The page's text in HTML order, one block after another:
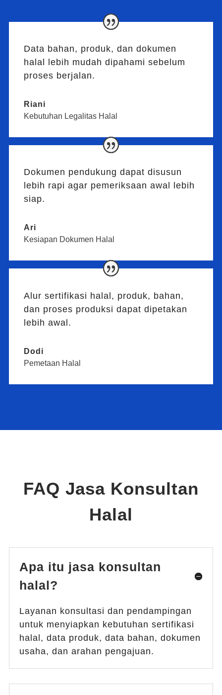
Data bahan, produk, dan dokumen
halal lebih mudah dipahami sebelum
proses berjalan.
Riani
Kebutuhan Legalitas Halal
Dokumen pendukung dapat disusun
lebih rapi agar pemeriksaan awal lebih
siap.
Ari
Kesiapan Dokumen Halal
Alur sertifikasi halal, produk, bahan,
dan proses produksi dapat dipetakan
lebih awal.
Dodi
Pemetaan Halal
FAQ Jasa Konsultan
Halal
Apa itu jasa konsultan
halal?
Layanan konsultasi dan pendampingan
untuk menyiapkan kebutuhan sertifikasi
halal, data produk, data bahan, dokumen
usaha, dan arahan pengajuan.